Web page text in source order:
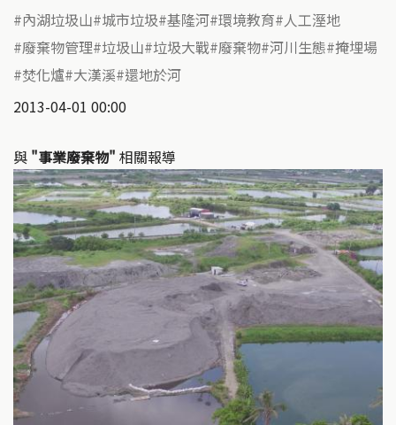
內湖垃圾山 城市垃圾 基隆河 環境教育 人工溼地
廢棄物管理 垃圾山 垃圾大戰 廢棄物 河川生態 掩埋場
焚化爐 大漢溪 還地於河
2013-04-01 00:00
與 "事業廢棄物" 相關報導